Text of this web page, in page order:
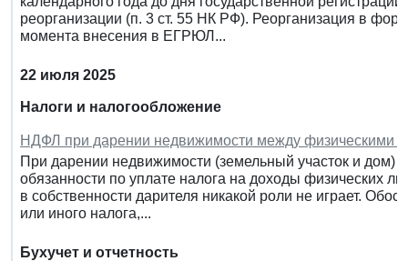
реорганизации (п. 3 ст. 55 НК РФ). Реорганизация в
момента внесения в ЕГРЮЛ...
22 июля 2025
Налоги и налогообложение
НДФЛ при дарении недвижимости между физическими
При дарении недвижимости (земельный участок и дом)
обязанности по уплате налога на доходы физических
в собственности дарителя никакой роли не играет.
или иного налога,...
Бухучет и отчетность